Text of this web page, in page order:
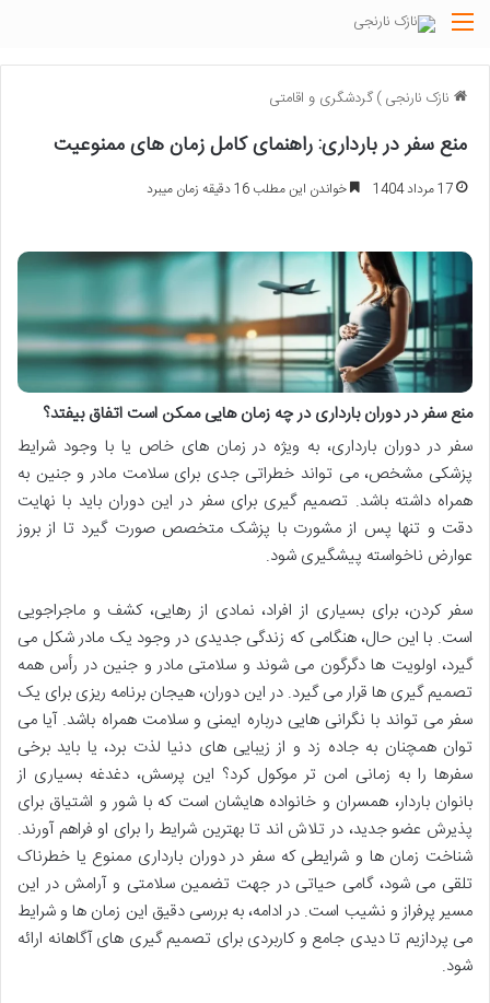
منو
نازک نارنجی)گردشگری و اقامتی
منع سفر در بارداری: راهنمای کامل زمان های ممنوعیت
17 مرداد 1404 خواندن این مطلب 16 دقیقه زمان میبرد
منع سفر در دوران بارداری در چه زمان هایی ممکن است اتفاق بیفتد؟
سفر در دوران بارداری، به ویژه در زمان های خاص یا با وجود شرایط
پزشکی مشخص، می تواند خطراتی جدی برای سلامت مادر و جنین به
همراه داشته باشد. تصمیم گیری برای سفر در این دوران باید با نهایت
دقت و تنها پس از مشورت با پزشک متخصص صورت گیرد تا از بروز
عوارض ناخواسته پیشگیری شود.
سفر کردن، برای بسیاری از افراد، نمادی از رهایی، کشف و ماجراجویی
است. با این حال، هنگامی که زندگی جدیدی در وجود یک مادر شکل می
گیرد، اولویت ها دگرگون می شوند و سلامتی مادر و جنین در رأس همه
تصمیم گیری ها قرار می گیرد. در این دوران، هیجان برنامه ریزی برای یک
سفر می تواند با نگرانی هایی درباره ایمنی و سلامت همراه باشد. آیا می
توان همچنان به جاده زد و از زیبایی های دنیا لذت برد، یا باید برخی
سفرها را به زمانی امن تر موکول کرد؟ این پرسش، دغدغه بسیاری از
بانوان باردار، همسران و خانواده هایشان است که با شور و اشتیاق برای
پذیرش عضو جدید، در تلاش اند تا بهترین شرایط را برای او فراهم آورند.
شناخت زمان ها و شرایطی که سفر در دوران بارداری ممنوع یا خطرناک
تلقی می شود، گامی حیاتی در جهت تضمین سلامتی و آرامش در این
مسیر پرفراز و نشیب است. در ادامه، به بررسی دقیق این زمان ها و شرایط
می پردازیم تا دیدی جامع و کاربردی برای تصمیم گیری های آگاهانه ارائه
شود.